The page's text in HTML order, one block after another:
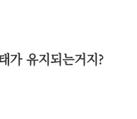
가 유지되는거지?